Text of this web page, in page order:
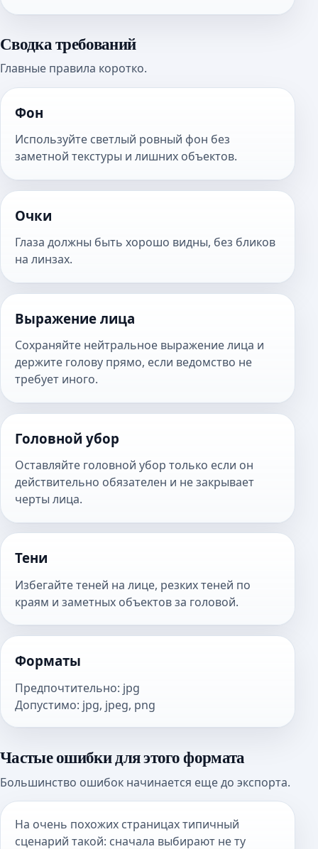
Сводка требований
Главные правила коротко.
Фон
Используйте светлый ровный фон без
заметной текстуры и лишних объектов.
Очки
Глаза должны быть хорошо видны, без бликов
на линзах.
Выражение лица
Сохраняйте нейтральное выражение лица и
держите голову прямо, если ведомство не
требует иного.
Головной убор
Оставляйте головной убор только если он
действительно обязателен и не закрывает
черты лица.
Тени
Избегайте теней на лице, резких теней по
краям и заметных объектов за головой.
Форматы
Предпочтительно: jpg
Допустимо: jpg, jpeg, png
Частые ошибки для этого формата
Большинство ошибок начинается еще до экспорта.
На очень похожих страницах типичный
сценарий такой: сначала выбирают не ту